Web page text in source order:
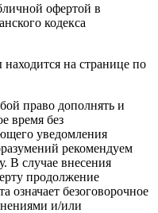
офертой в
кодекса
на странице по
право дополнять и
время без
уведомления
рекомендуем
В случае внесения
продолжение
означает безоговорочное
и/или